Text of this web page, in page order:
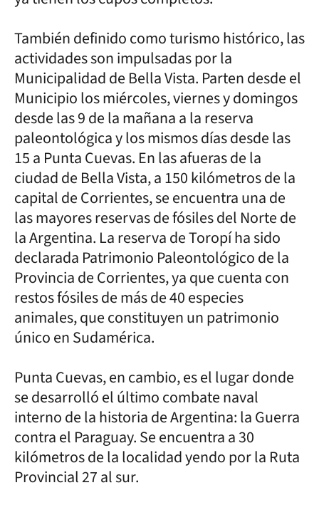
También definido como turismo histórico, las
actividades son impulsadas por la
Municipalidad de Bella Vista. Parten desde el
Municipio los miércoles, viernes y domingos
desde las 9 de la mañana a la reserva
paleontológica y los mismos días desde las
15 a Punta Cuevas. En las afueras de la
ciudad de Bella Vista, a 150 kilómetros de la
capital de Corrientes, se encuentra una de
las mayores reservas de fósiles del Norte de
la Argentina. La reserva de Toropí ha sido
declarada Patrimonio Paleontológico de la
Provincia de Corrientes, ya que cuenta con
restos fósiles de más de 40 especies
animales, que constituyen un patrimonio
único en Sudamérica.
Punta Cuevas, en cambio, es el lugar donde
se desarrolló el último combate naval
interno de la historia de Argentina: la Guerra
contra el Paraguay. Se encuentra a 30
kilómetros de la localidad yendo por la Ruta
Provincial 27 al sur.